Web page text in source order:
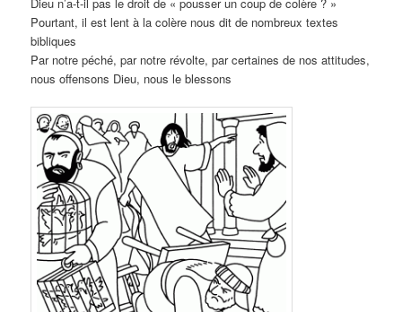
Pourtant, il est lent à la colère nous dit de nombreux textes
bibliques
Par notre péché, par notre révolte, par certaines de nos attitudes,
nous offensons Dieu, nous le blessons